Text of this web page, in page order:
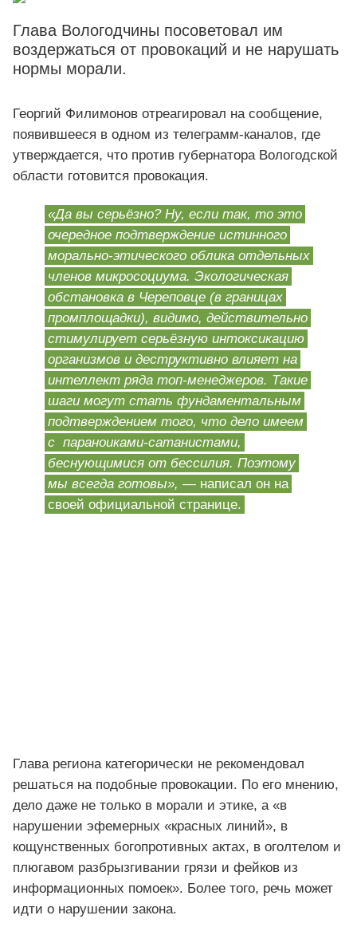
Глава Вологодчины посоветовал им
воздержаться от провокаций и не нарушать
нормы морали.
Георгий Филимонов отреагировал на сообщение,
появившееся в одном из телеграмм-каналов, где
утверждается, что против губернатора Вологодской
области готовится провокация.
«Да вы серьёзно? Ну, если так, то это
очередное подтверждение истинного
морально-этического облика отдельных
членов микросоциума. Экологическая
обстановка в Череповце (в границах
промплощадки), видимо, действительно
стимулирует серьёзную интоксикацию
организмов и деструктивно влияет на
интеллект ряда топ-менеджеров. Такие
шаги могут стать фундаментальным
подтверждением того, что дело имеем
с параноиками-сатанистами,
беснующимися от бессилия. Поэтому
мы всегда готовы», — написал он на
своей официальной странице.
Глава региона категорически не рекомендовал
решаться на подобные провокации. По его мнению,
дело даже не только в морали и этике, а «в
нарушении эфемерных «красных линий», в
кощунственных богопротивных актах, в оголтелом и
плюгавом разбрызгивании грязи и фейков из
информационных помоек». Более того, речь может
идти о нарушении закона.